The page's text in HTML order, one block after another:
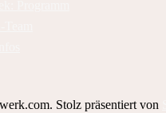
Stolz präsentiert von